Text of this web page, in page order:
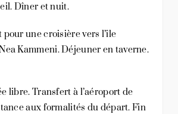
Dîner et nuit.
pour une croisière vers l’île
Kammeni. Déjeuner en taverne.
libre. Transfert à l’aéroport de
aux formalités du départ. Fin